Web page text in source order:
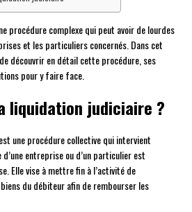
procédure complexe qui peut avoir de lourdes
et les particuliers concernés. Dans cet
découvrir en détail cette procédure, ses
pour y faire face.
liquidation judiciaire ?
est une procédure collective qui intervient
entreprise ou d’un particulier est
Elle vise à mettre fin à l’activité de
du débiteur afin de rembourser les